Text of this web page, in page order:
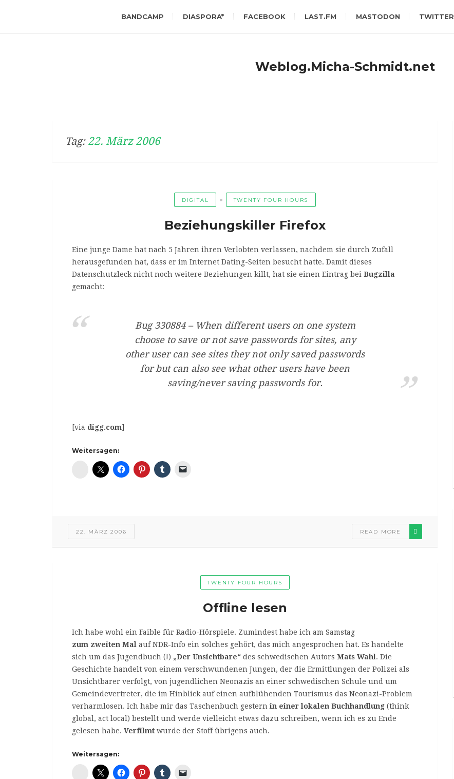
BANDCAMP DIASPORA* FACEBOOK LAST.FM MASTODON TWITTER
Weblog.Micha-Schmidt.net
Tag: 22. März 2006
DIGITAL TWENTY FOUR HOURS
Beziehungskiller Firefox
Eine junge Dame hat nach 5 Jahren ihren Verlobten verlassen, nachdem sie durch Zufall
herausgefunden hat, dass er im Internet Dating-Seiten besucht hatte. Damit dieses
Datenschutzleck nicht noch weitere Beziehungen killt, hat sie einen Eintrag bei Bugzilla
gemacht:
Bug 330884 – When different users on one system
choose to save or not save passwords for sites, any
other user can see sites they not only saved passwords
for but can also see what other users have been
saving/never saving passwords for.
[via digg.com]
Weitersagen:
Diaspora*
22. MÄRZ 2006 READ MORE
TWENTY FOUR HOURS
Offline lesen
Ich habe wohl ein Faible für Radio-Hörspiele. Zumindest habe ich am Samstag
zum zweiten Mal auf NDR-Info ein solches gehört, das mich angesprochen hat. Es handelte
sich um das Jugendbuch (!) „Der Unsichtbare“des schwedischen Autors Mats Wahl . Die
Geschichte handelt von einem verschwundenen Jungen, der die Ermittlungen der Polizei als
Unsichtbarer verfolgt, von jugendlichen Neonazis an einer schwedischen Schule und um
Gemeindevertreter, die im Hinblick auf einen aufblühenden Tourismus das Neonazi-Problem
verharmlosen. Ich habe mir das Taschenbuch gesternin einer lokalen Buchhandlung(think
global, act local) bestellt und werde vielleicht etwas dazu schreiben, wenn ich es zu Ende
gelesen habe. Verfilmtwurde der Stoff übrigens auch.
Weitersagen:
Diaspora*